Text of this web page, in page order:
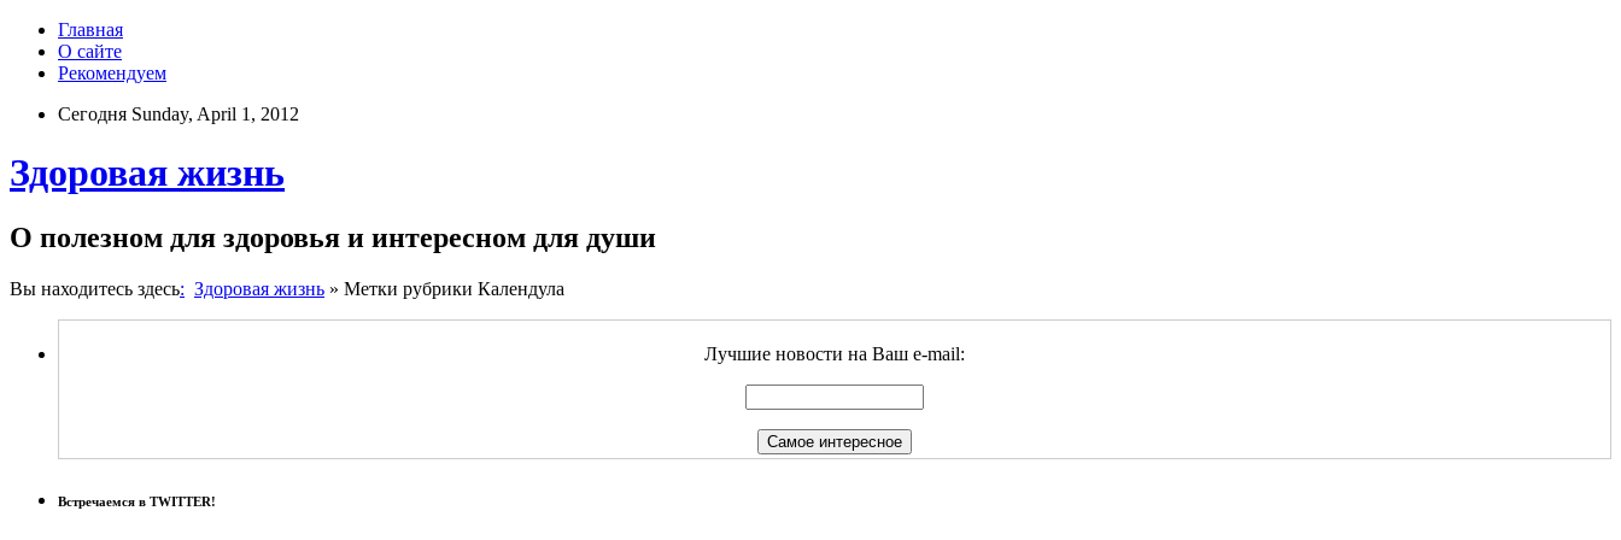
Главная
О сайте
Рекомендуем
Сегодня Sunday, April 1, 2012
Здоровая жизнь
О полезном для здоровья и интересном для души
Вы находитесь здесь: Здоровая жизнь » Метки рубрики Календула
Лучшие новости на Ваш e-mail:
Встречаемся в TWITTER!